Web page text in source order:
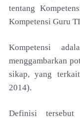
tentang
Kompetensi Guru
Kompetensi
menggambarkan
sikap, yang
2014).
Definisi tersebut